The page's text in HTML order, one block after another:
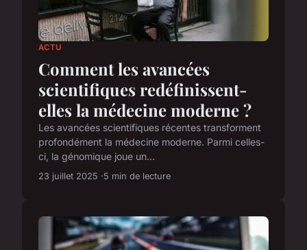
ACTU
Comment les avancées
scientifiques redéfinissent-
elles la médecine moderne ?
Les avancées scientifiques récentes transforment
profondément la médecine moderne. Parmi celles-
ci, la génomique joue un...
23 juillet 2025 5 min de lecture